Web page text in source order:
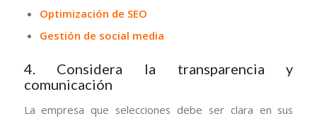
Optimización de SEO
Gestión de social media
4. Considera la transparencia y
comunicación
La empresa que selecciones debe ser clara en sus